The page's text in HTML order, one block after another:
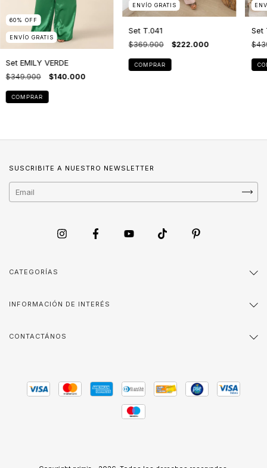
60% OFF
ENVÍO GRATIS
Set EMILY VERDE
$349.900 $140.000
COMPRAR
ENVÍO GRATIS
Set T.041
$369.900 $222.000
COMPRAR
Set
SUSCRIBITE A NUESTRO NEWSLETTER
CATEGORÍAS
INFORMACIÓN DE INTERÉS
CONTACTÁNOS